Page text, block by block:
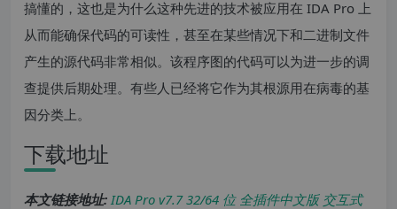
搞懂的，这也是为什么这种先进的技术被应用在 IDA Pro 上
从而能确保代码的可读性，甚至在某些情况下和二进制文件
产生的源代码非常相似。该程序图的代码可以为进一步的调
查提供后期处理。有些人已经将它作为其根源用在病毒的基
因分类上。
下载地址
本文链接地址: IDA Pro v7.7 32/64 位 全插件中文版 交互式